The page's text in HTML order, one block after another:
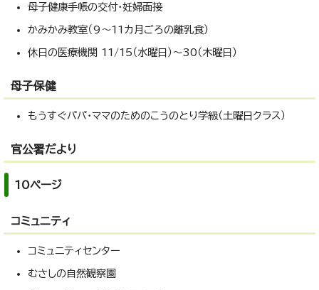
母子健康手帳の交付・妊婦面接
かみかみ教室（9～11カ月ごろの離乳食）
休日の医療機関 11/15（水曜日）～30（木曜日）
母子保健
もうすぐパパ・ママのためのこうのとり学級（土曜日クラス）
官公署だより
10ページ
コミュニティ
コミュニティセンター
むさしの自然観察園